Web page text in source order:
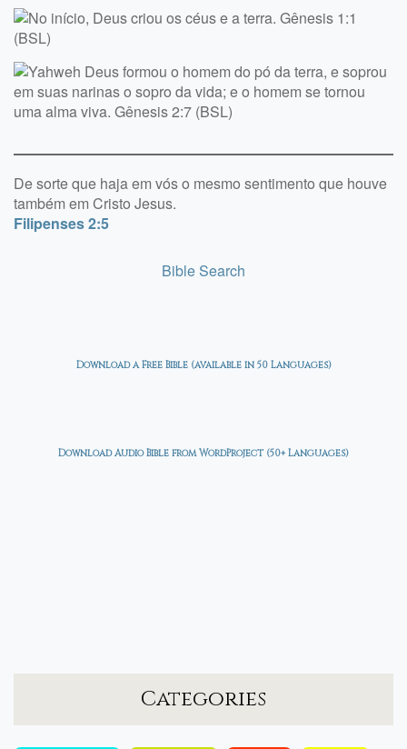
De sorte que haja em vós o mesmo sentimento que houve
também em Cristo Jesus.
Filipenses 2:5
Bible Search
Download a Free Bible (available in 50 Languages)
Download Audio Bible from WordProject (50+ Languages)
Categories